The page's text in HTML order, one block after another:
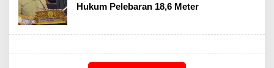
Hukum Pelebaran 18,6 Meter